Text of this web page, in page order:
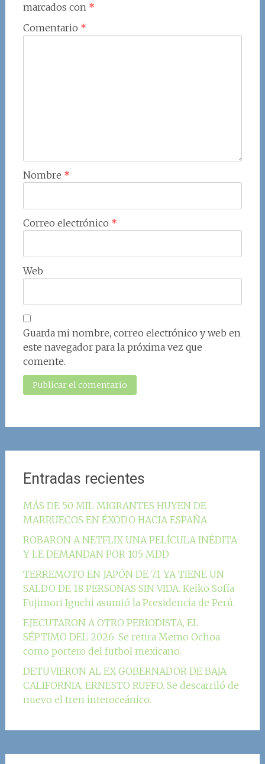
marcados con *
Comentario *
Nombre *
Correo electrónico *
Web
Guarda mi nombre, correo electrónico y web en
este navegador para la próxima vez que
comente.
Entradas recientes
MÁS DE 50 MIL MIGRANTES HUYEN DE
MARRUECOS EN ÉXODO HACIA ESPAÑA
ROBARON A NETFLIX UNA PELÍCULA INÉDITA
Y LE DEMANDAN POR 105 MDD
TERREMOTO EN JAPÓN DE 7.1 YA TIENE UN
SALDO DE 18 PERSONAS SIN VIDA. Keiko Sofía
Fujimori Iguchi asumió la Presidencia de Perú.
EJECUTARON A OTRO PERIODISTA, EL
SÉPTIMO DEL 2026. Se retira Memo Ochoa
como portero del futbol mexicano.
DETUVIERON AL EX GOBERNADOR DE BAJA
CALIFORNIA, ERNESTO RUFFO. Se descarriló de
nuevo el tren interoceánico.